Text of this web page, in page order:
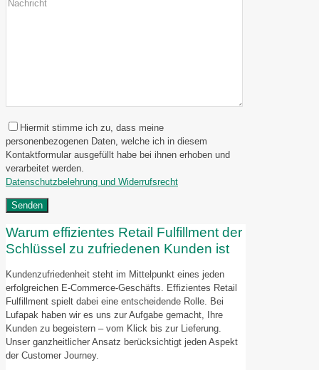
Hiermit stimme ich zu, dass meine
personenbezogenen Daten, welche ich in diesem
Kontaktformular ausgefüllt habe bei ihnen erhoben und
verarbeitet werden.
Datenschutzbelehrung und Widerrufsrecht
Warum effizientes Retail Fulfillment der
Schlüssel zu zufriedenen Kunden ist
Kundenzufriedenheit steht im Mittelpunkt eines jeden
erfolgreichen E-Commerce-Geschäfts. Effizientes Retail
Fulfillment spielt dabei eine entscheidende Rolle. Bei
Lufapak haben wir es uns zur Aufgabe gemacht, Ihre
Kunden zu begeistern – vom Klick bis zur Lieferung.
Unser ganzheitlicher Ansatz berücksichtigt jeden Aspekt
der Customer Journey.